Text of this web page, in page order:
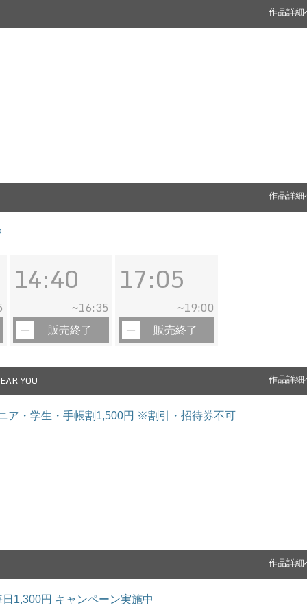
作品詳細
作品詳細
14:40
~16:35
販売終了
17:05
~19:00
販売終了
YOU 作品詳細
ア・学生・手帳割1,500円 ※割引・招待券不可
作品詳細
1,300円 キャンペーン実施中